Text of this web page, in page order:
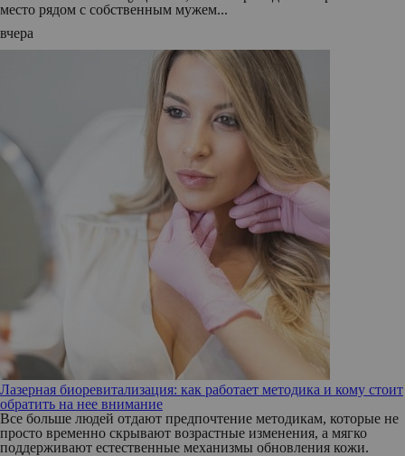
место рядом с собственным мужем...
вчера
Лазерная биоревитализация: как работает методика и кому стоит
обратить на нее внимание
Все больше людей отдают предпочтение методикам, которые не
просто временно скрывают возрастные изменения, а мягко
поддерживают естественные механизмы обновления кожи.